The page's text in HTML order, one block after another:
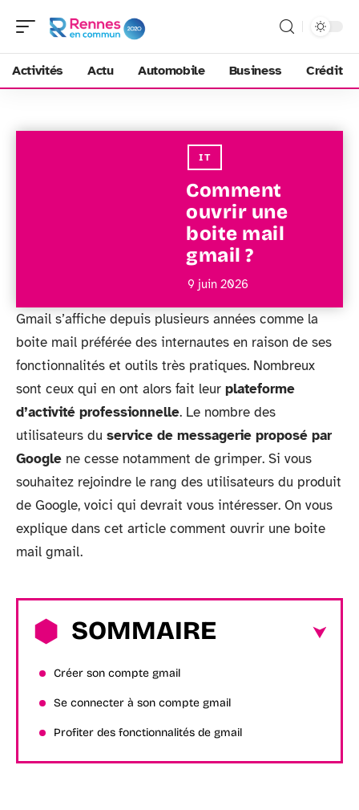
Activités Actu Automobile Business Crédit
IT
Comment
ouvrir une
boite mail
gmail ?
9 juin 2026
Gmail s’affiche depuis plusieurs années comme la
boite mail préférée des internautes en raison de ses
fonctionnalités et outils très pratiques. Nombreux
sont ceux qui en ont alors fait leur plateforme
d’activité professionnelle. Le nombre des
utilisateurs du service de messagerie proposé par
Google ne cesse notamment de grimper. Si vous
souhaitez rejoindre le rang des utilisateurs du produit
de Google, voici qui devrait vous intéresser. On vous
explique dans cet article comment ouvrir une boite
mail gmail.
SOMMAIRE
Créer son compte gmail
Se connecter à son compte gmail
Profiter des fonctionnalités de gmail